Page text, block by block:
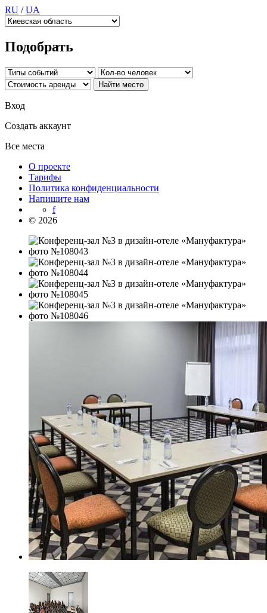
RU /UA
Подобрать
Вход
Создать аккаунт
Все места
О проекте
Тарифы
Политика конфиденциальности
Напишите нам
f
© 2026